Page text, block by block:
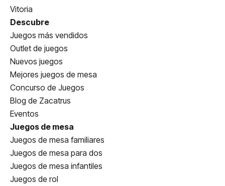
Vitoria
Descubre
Juegos más vendidos
Outlet de juegos
Nuevos juegos
Mejores juegos de mesa
Concurso de Juegos
Blog de Zacatrus
Eventos
Juegos de mesa
Juegos de mesa familiares
Juegos de mesa para dos
Juegos de mesa infantiles
Juegos de rol